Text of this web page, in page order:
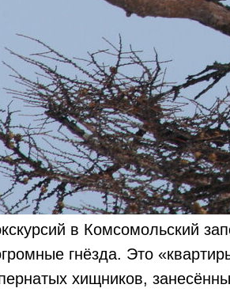
в Комсомольский
гнёзда. Это
хищников,